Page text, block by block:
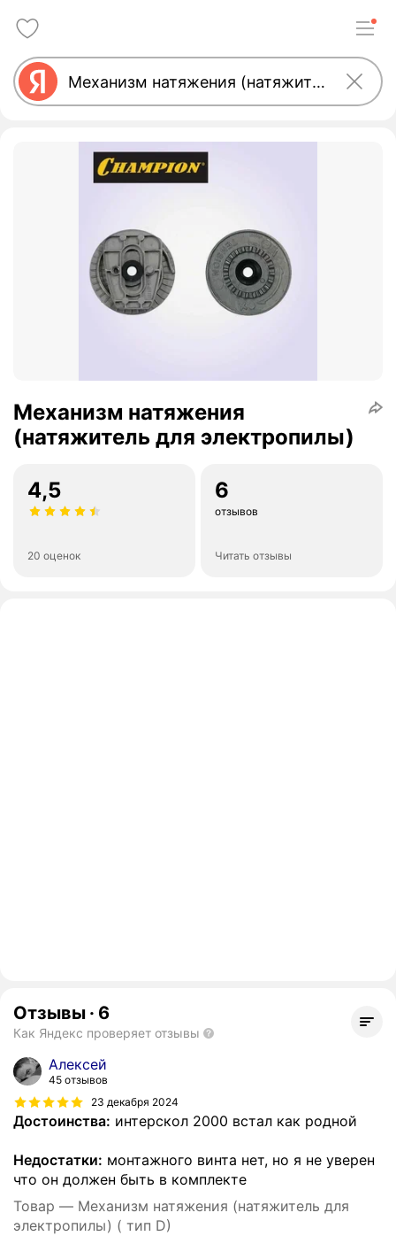
Механизм натяжения
(натяжитель для электропилы)
4,5
20 оценок
6
отзывов
Читать отзывы
Отзывы · 6
Как Яндекс проверяет отзывы
Алексей
45 отзывов
23 декабря 2024
Достоинства: интерскол 2000 встал как родной
Недостатки: монтажного винта нет, но я не уверен
что он должен быть в комплекте
Товар — Механизм натяжения (натяжитель для
электропилы) ( тип D)